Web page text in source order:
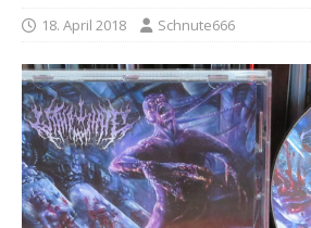
18. April 2018 Schnute666